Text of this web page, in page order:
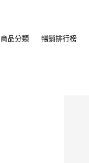
商品分類 暢銷排行榜